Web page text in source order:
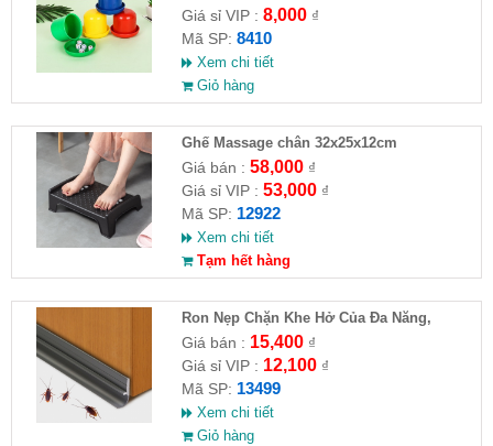
Giá sỉ VIP : 8,000₫
Mã SP: 8410
Xem chi tiết
Giỏ hàng
Ghế Massage chân 32x25x12cm
Giá bán : 58,000₫
Giá sỉ VIP : 53,000₫
Mã SP: 12922
Xem chi tiết
Tạm hết hàng
Ron Nẹp Chặn Khe Hở Của Đa Năng,
Chống Côn Trùng( HĐ )
Giá bán : 15,400₫
Giá sỉ VIP : 12,100₫
Mã SP: 13499
Xem chi tiết
Giỏ hàng